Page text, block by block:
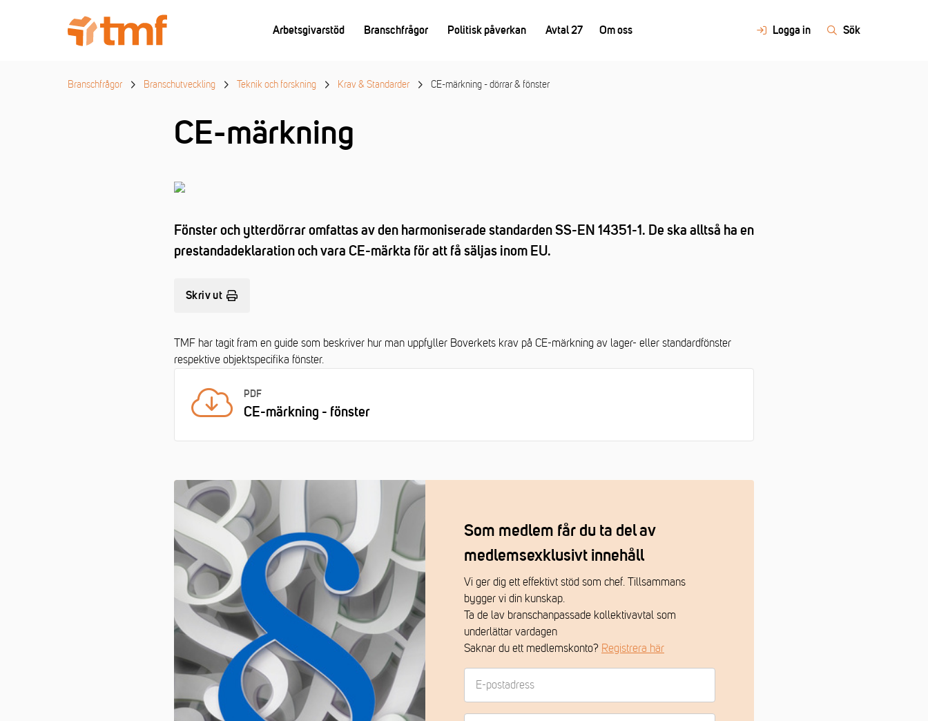
Arbetsgivarstöd Branschfrågor Politisk påverkan Avtal 27 Om oss Logga in Sök
Branschfrågor Branschutveckling Teknik och forskning Krav & Standarder CE-märkning - dörrar & fönster
CE-märkning
Fönster och ytterdörrar omfattas av den harmoniserade standarden SS-EN 14351-1. De ska alltså ha en
prestandadeklaration och vara CE-märkta för att få säljas inom EU.
Skriv ut
TMF har tagit fram en guide som beskriver hur man uppfyller Boverkets krav på CE-märkning av lager- eller standardfönster
respektive objektspecifika fönster.
PDF
CE-märkning - fönster
Som medlem får du ta del av
medlemsexklusivt innehåll
Vi ger dig ett effektivt stöd som chef. Tillsammans
bygger vi din kunskap.
Ta de lav branschanpassade kollektivavtal som
underlättar vardagen
Saknar du ett medlemskonto? Registrera här